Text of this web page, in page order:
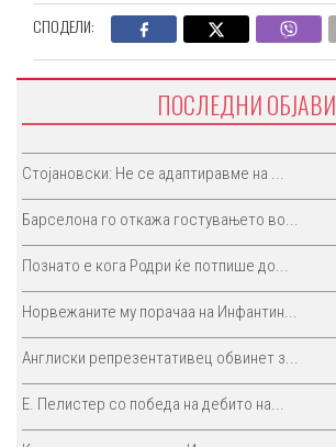
СПОДЕЛИ:
ПОСЛЕДНИ ОБЈАВИ
Стојановски: Не се адаптиравме на ...
Барселона го откажа гостувањето во...
Познато е кога Родри ќе потпише до...
Норвежаните му порачаа на Инфантин...
Англиски репрезентативец обвинет з...
E. Пелистер со победа на дебито на...